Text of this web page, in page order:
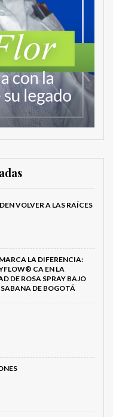
VOLVER A LAS RAÍCES
LA DIFERENCIA:
CA EN LA
DE ROSA SPRAY BAJO
DE BOGOTÁ